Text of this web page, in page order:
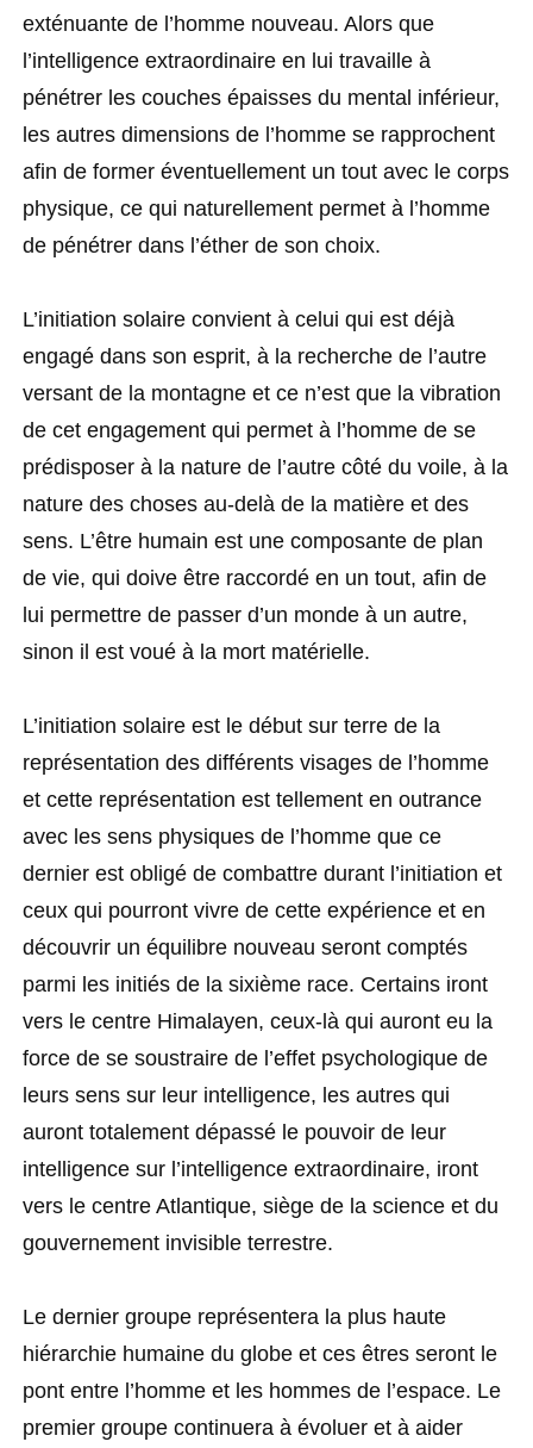
exténuante de l’homme nouveau. Alors que
l’intelligence extraordinaire en lui travaille à
pénétrer les couches épaisses du mental inférieur,
les autres dimensions de l’homme se rapprochent
afin de former éventuellement un tout avec le corps
physique, ce qui naturellement permet à l’homme
de pénétrer dans l’éther de son choix.
L’initiation solaire convient à celui qui est déjà
engagé dans son esprit, à la recherche de l’autre
versant de la montagne et ce n’est que la vibration
de cet engagement qui permet à l’homme de se
prédisposer à la nature de l’autre côté du voile, à la
nature des choses au-delà de la matière et des
sens. L’être humain est une composante de plan
de vie, qui doive être raccordé en un tout, afin de
lui permettre de passer d’un monde à un autre,
sinon il est voué à la mort matérielle.
L’initiation solaire est le début sur terre de la
représentation des différents visages de l’homme
et cette représentation est tellement en outrance
avec les sens physiques de l’homme que ce
dernier est obligé de combattre durant l’initiation et
ceux qui pourront vivre de cette expérience et en
découvrir un équilibre nouveau seront comptés
parmi les initiés de la sixième race. Certains iront
vers le centre Himalayen, ceux-là qui auront eu la
force de se soustraire de l’effet psychologique de
leurs sens sur leur intelligence, les autres qui
auront totalement dépassé le pouvoir de leur
intelligence sur l’intelligence extraordinaire, iront
vers le centre Atlantique, siège de la science et du
gouvernement invisible terrestre.
Le dernier groupe représentera la plus haute
hiérarchie humaine du globe et ces êtres seront le
pont entre l’homme et les hommes de l’espace. Le
premier groupe continuera à évoluer et à aider